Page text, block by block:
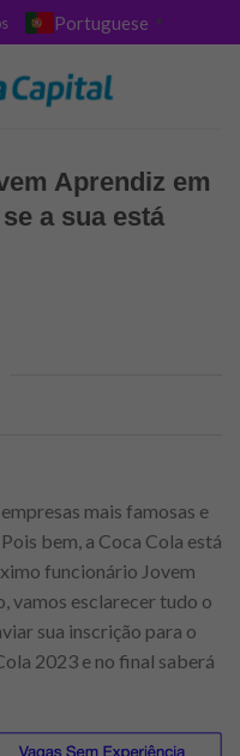
Portuguese ▼
Aprendiz em
a sua está
mais famosas e
bem, a Coca Cola está
funcionário Jovem
vamos esclarecer tudo o
sua inscrição para o
2023 e no final saberá